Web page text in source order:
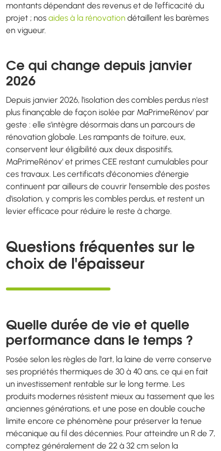
montants dépendant des revenus et de l'efficacité du
projet ; nos aides à la rénovation détaillent les barèmes
en vigueur.
Ce qui change depuis janvier
2026
Depuis janvier 2026, l'isolation des combles perdus n'est
plus finançable de façon isolée par MaPrimeRénov' par
geste : elle s'intègre désormais dans un parcours de
rénovation globale. Les rampants de toiture, eux,
conservent leur éligibilité aux deux dispositifs,
MaPrimeRénov' et primes CEE restant cumulables pour
ces travaux. Les certificats d'économies d'énergie
continuent par ailleurs de couvrir l'ensemble des postes
d'isolation, y compris les combles perdus, et restent un
levier efficace pour réduire le reste à charge.
Questions fréquentes sur le
choix de l'épaisseur
Quelle durée de vie et quelle
performance dans le temps ?
Posée selon les règles de l'art, la laine de verre conserve
ses propriétés thermiques de 30 à 40 ans, ce qui en fait
un investissement rentable sur le long terme. Les
produits modernes résistent mieux au tassement que les
anciennes générations, et une pose en double couche
limite encore ce phénomène pour préserver la tenue
mécanique au fil des décennies. Pour atteindre un R de 7,
comptez généralement de 22 à 32 cm selon la